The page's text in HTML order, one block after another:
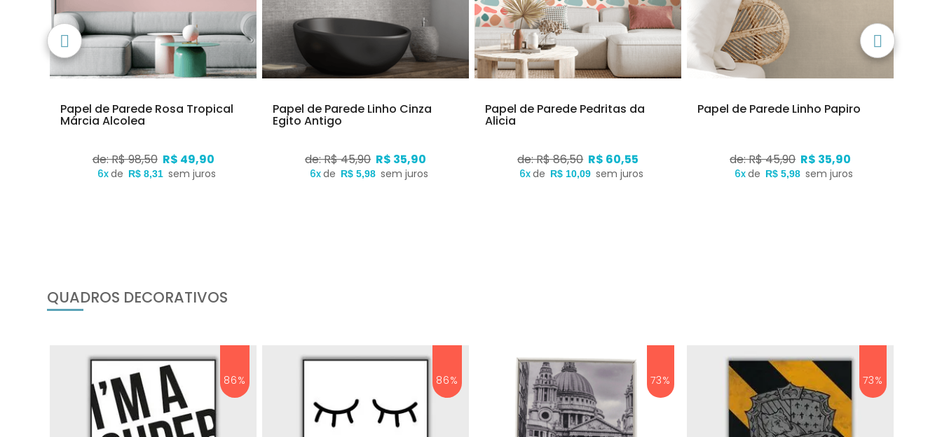
Papel de Parede Rosa Tropical
Márcia Alcolea
de: R$ 98,50 R$ 49,90
6xde R$ 8,31 sem juros
Papel de Parede Linho Cinza
Egito Antigo
de: R$ 45,90 R$ 35,90
6xde R$ 5,98 sem juros
Papel de Parede Pedritas da
Alicia
de: R$ 86,50 R$ 60,55
6xde R$ 10,09 sem juros
Papel de Parede Linho Papiro
de: R$ 45,90 R$ 35,90
6xde R$ 5,98 sem juros
QUADROS DECORATIVOS
86% 86% 73% 73%